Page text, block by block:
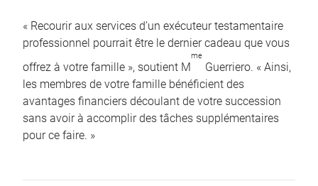
« Recourir aux services d’un exécuteur testamentaire
professionnel pourrait être le dernier cadeau que vous
offrez à votre famille », soutient M
me
Guerriero. « Ainsi,
les membres de votre famille bénéficient des
avantages financiers découlant de votre succession
sans avoir à accomplir des tâches supplémentaires
pour ce faire. »